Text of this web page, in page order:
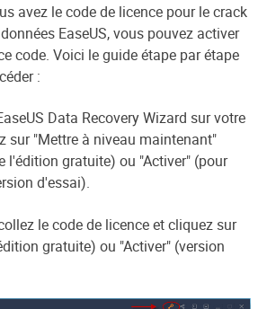
avez le code de licence pour le crack
EaseUS, vous pouvez activer
code. Voici le guide étape par étape
:
Data Recovery Wizard sur votre
sur "Mettre à niveau maintenant"
l'édition gratuite) ou "Activer" (pour
d'essai).
le code de licence et cliquez sur
gratuite) ou "Activer" (version